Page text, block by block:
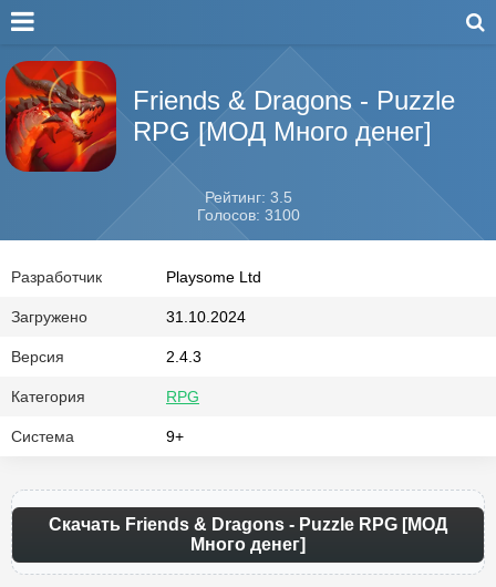
Friends & Dragons - Puzzle
RPG [МОД Много денег]
Рейтинг: 3.5
Голосов: 3100
Разработчик Playsome Ltd
Загружено 31.10.2024
Версия 2.4.3
Категория RPG
Система 9+
Скачать Friends & Dragons - Puzzle RPG [МОД
Много денег]